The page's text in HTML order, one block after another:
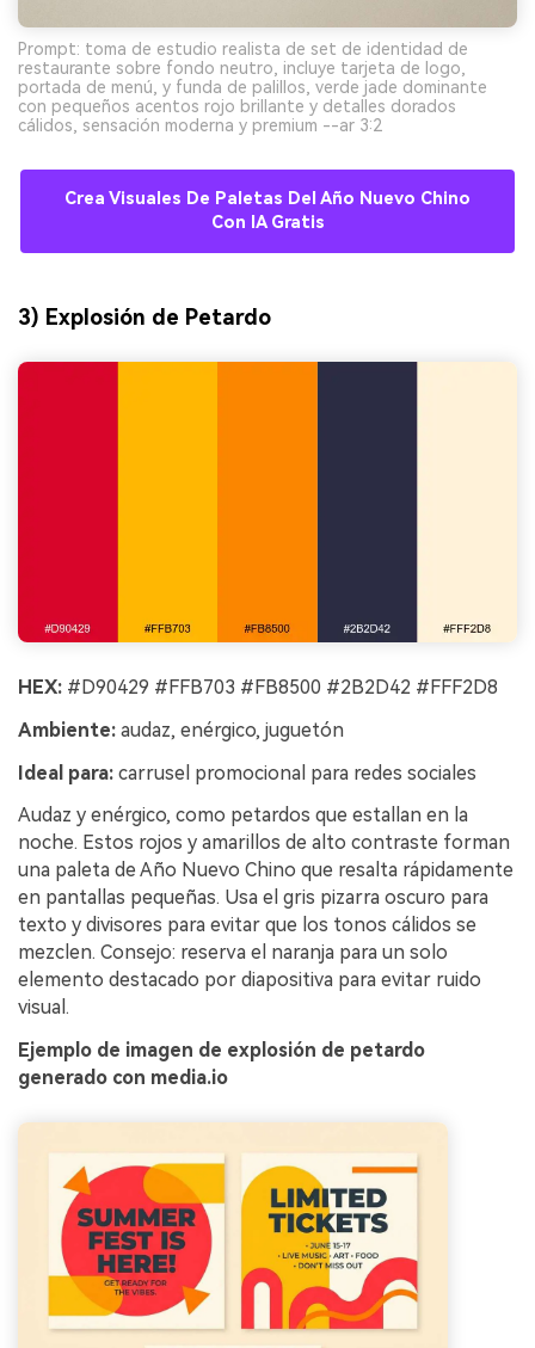
Prompt: toma de estudio realista de set de identidad de
restaurante sobre fondo neutro, incluye tarjeta de logo,
portada de menú, y funda de palillos, verde jade dominante
con pequeños acentos rojo brillante y detalles dorados
cálidos, sensación moderna y premium --ar 3:2
Crea Visuales De Paletas Del Año Nuevo Chino
Con IA Gratis
3) Explosión de Petardo
HEX: #D90429 #FFB703 #FB8500 #2B2D42 #FFF2D8
Ambiente: audaz, enérgico, juguetón
Ideal para: carrusel promocional para redes sociales
Audaz y enérgico, como petardos que estallan en la
noche. Estos rojos y amarillos de alto contraste forman
una paleta de Año Nuevo Chino que resalta rápidamente
en pantallas pequeñas. Usa el gris pizarra oscuro para
texto y divisores para evitar que los tonos cálidos se
mezclen. Consejo: reserva el naranja para un solo
elemento destacado por diapositiva para evitar ruido
visual.
Ejemplo de imagen de explosión de petardo
generado con media.io